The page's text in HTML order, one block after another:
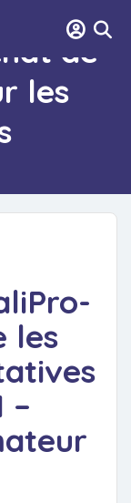
de
les
les
–